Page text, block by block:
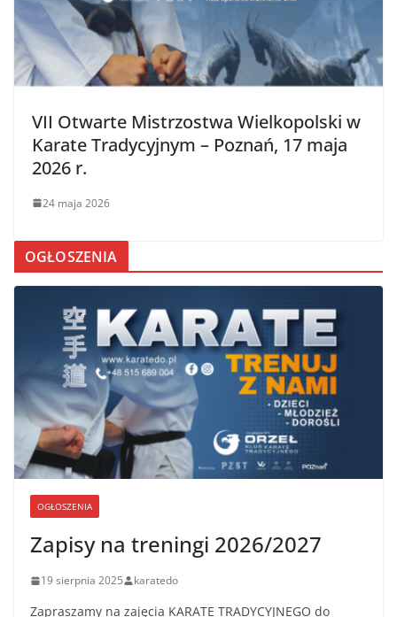
VII Otwarte Mistrzostwa Wielkopolski w
Karate Tradycyjnym – Poznań, 17 maja
2026 r.
24 maja 2026
OGŁOSZENIA
OGŁOSZENIA
Zapisy na treningi 2026/2027
19 sierpnia 2025 karatedo
Zapraszamy na zajęcia KARATE TRADYCYJNEGO do